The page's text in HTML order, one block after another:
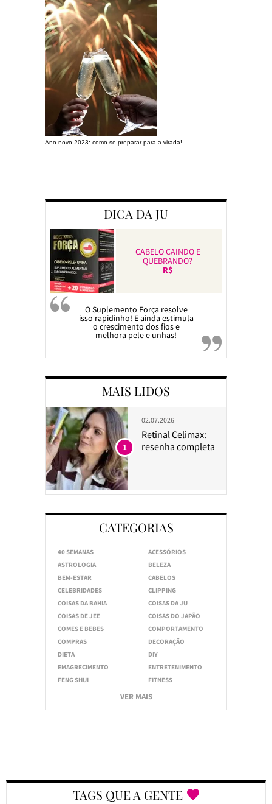
Ano novo 2023: como se preparar para a virada!
DICA DA JU
CABELO CAINDO E
QUEBRANDO?
R$
O Suplemento Força resolve
isso rapidinho! E ainda estimula
o crescimento dos fios e
melhora pele e unhas!
MAIS LIDOS
02.07.2026
Retinal Celimax:
resenha completa
1
CATEGORIAS
40 SEMANAS
ACESSÓRIOS
ASTROLOGIA
BELEZA
BEM-ESTAR
CABELOS
CELEBRIDADES
CLIPPING
COISAS DA BAHIA
COISAS DA JU
COISAS DE JEE
COISAS DO JAPÃO
COMES E BEBES
COMPORTAMENTO
COMPRAS
DECORAÇÃO
DIETA
DIY
EMAGRECIMENTO
ENTRETENIMENTO
FENG SHUI
FITNESS
VER MAIS
TAGS QUE A GENTE